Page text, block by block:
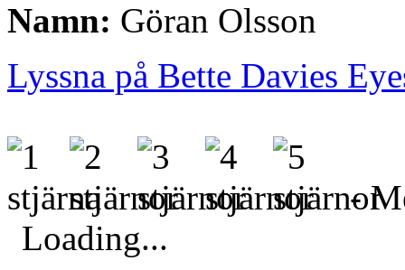
Namn: Göran Olsson
Lyssna på Bette Davies
-
Loading...